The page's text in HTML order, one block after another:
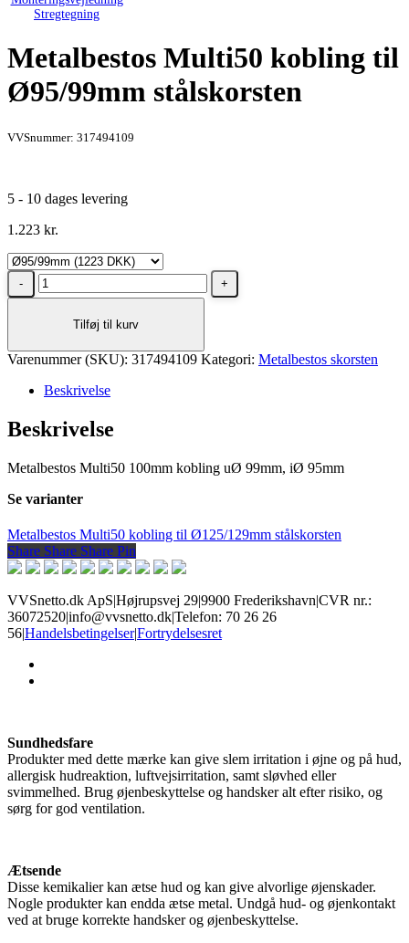
Stregtegning
Metalbestos Multi50 kobling til
Ø95/99mm stålskorsten
VVSnummer: 317494109
5 - 10 dages levering
1.223 kr.
Metalbestos
Multi50
stålskorsten
Tilføj til kurv
Varenummer (SKU): 317494109 Kategori: Metalbestos skorsten
Beskrivelse
Beskrivelse
Metalbestos Multi50 100mm kobling uØ 99mm, iØ 95mm
Se varianter
Metalbestos Multi50 kobling til Ø125/129mm stålskorsten
Share
Share Share Share Pin
VVSnetto.dk ApS|Højrupsvej 29|9900 Frederikshavn|CVR nr.:
36072520|info@vvsnetto.dk|Telefon: 70 26 26
56|Handelsbetingelser|Fortrydelsesret
Sundhedsfare
Produkter med dette mærke kan give slem irritation i øjne og på hud,
allergisk hudreaktion, luftvejsirritation, samt sløvhed eller
svimmelhed. Brug øjenbeskyttelse og handsker alt efter risiko, og
sørg for god ventilation.
Ætsende
Disse kemikalier kan ætse hud og kan give alvorlige øjenskader.
Nogle produkter kan endda ætse metal. Undgå hud- og øjenkontakt
ved at bruge korrekte handsker og øjenbeskyttelse.